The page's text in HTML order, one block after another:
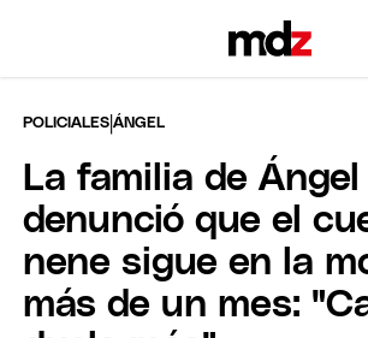
POLICIALES |ÁNGEL
La familia de Ángel
denunció que el
nene sigue en la
más de un mes: